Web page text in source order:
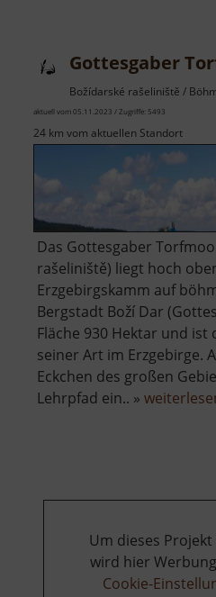
Dar
Gottesgaber
Božídarské rašeliniště /
aktuell vom 05.11.2023 / Zugriffe: 5493
24 km vom aktuellen Standort
Das Gottesgaber
rašeliniště) liegt hoch
Erzgebirgskamm auf
Bergstadt Boží Dar
Fläche 930 Hektar und
seiner Art im Erzgebirge.
Eckchen des großen
Lehrpfad ein.. »
Um dieses
wird hier
Cookie-